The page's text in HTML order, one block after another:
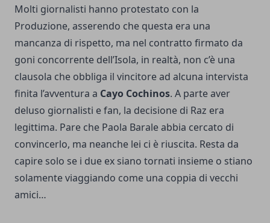
Molti giornalisti hanno protestato con la
Produzione, asserendo che questa era una
mancanza di rispetto, ma nel contratto firmato da
goni concorrente dell’Isola, in realtà, non c’è una
clausola che obbliga il vincitore ad alcuna intervista
finita l’avventura a Cayo Cochinos. A parte aver
deluso giornalisti e fan, la decisione di Raz era
legittima. Pare che Paola Barale abbia cercato di
convincerlo, ma neanche lei ci è riuscita. Resta da
capire solo se i due ex siano tornati insieme o stiano
solamente viaggiando come una coppia di vecchi
amici…